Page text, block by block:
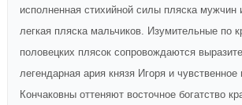
исполненная стихийной силы пляска мужчин
легкая пляска мальчиков. Изумительные по
половецких плясок сопровождаются
легендарная ария князя Игоря и чувственное
Кончаковны оттеняют восточное богатство